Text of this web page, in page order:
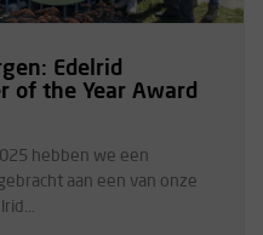
Edelrid
of the Year Award
hebben we een
aan een van onze